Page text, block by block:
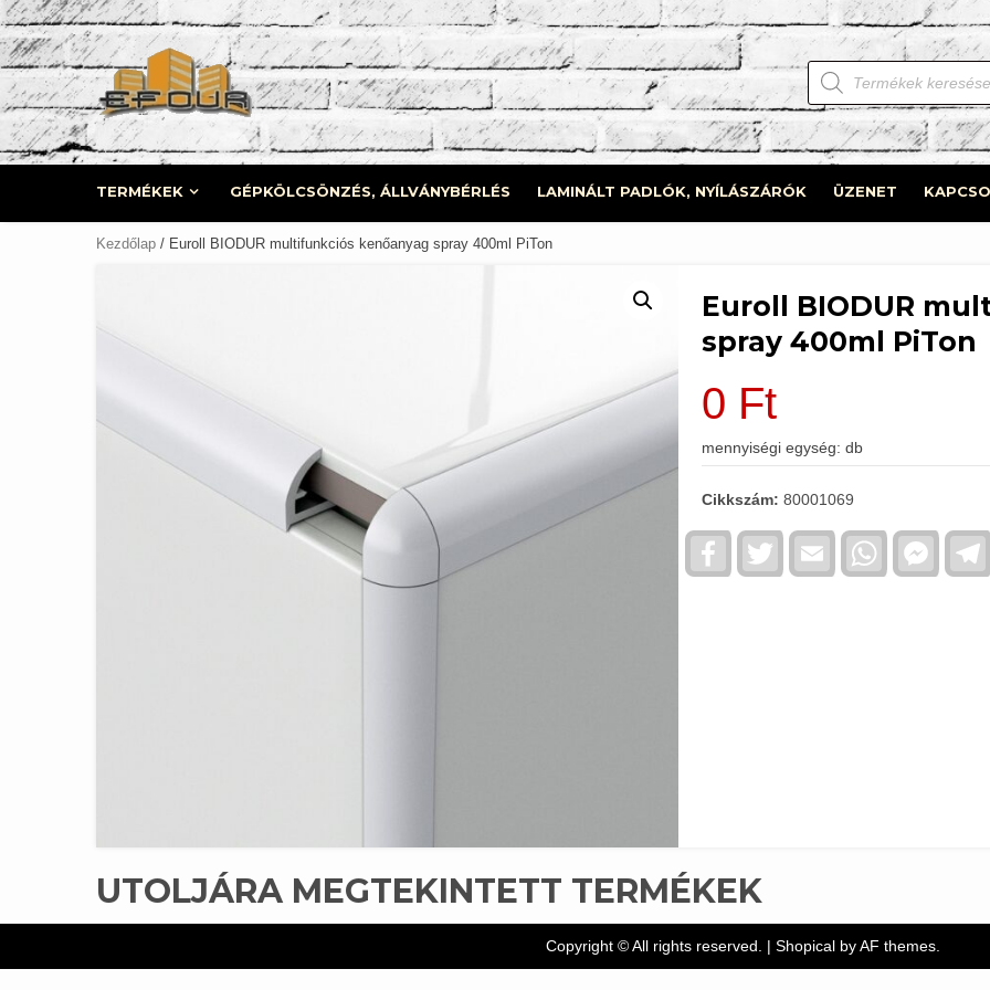
Skip
to
content
Products
search
TERMÉKEK GÉPKÖLCSÖNZÉS, ÁLLVÁNYBÉRLÉS LAMINÁLT PADLÓK, NYÍLÁSZÁRÓK ÜZENET
Kezdőlap / Euroll BIODUR multifunkciós kenőanyag spray 400ml PiTon
Euroll BIODUR
spray 400ml PiTon
0 Ft
mennyiségi egység: db
Cikkszám:80001069
FacebookTwitter Email WhatsApp
UTOLJÁRA MEGTEKINTETT TERMÉKEK
Copyright © All rights reserved. | Shopicalby AF themes.